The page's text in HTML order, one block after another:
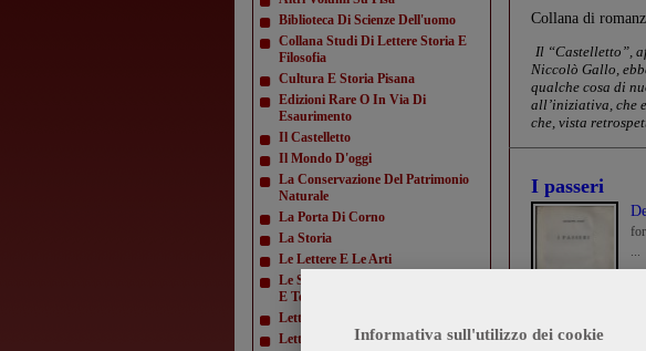
Informativa sull'utilizzo dei cookie
Biblioteca Di Scienze Dell'uomo
Collana Studi Di Lettere Storia E
Filosofia
Cultura E Storia Pisana
Edizioni Rare O In Via Di
Esaurimento
Il Castelletto
Il Mondo D'oggi
La Conservazione Del Patrimonio
Naturale
La Porta Di Corno
La Storia
Le Lettere E Le Arti
Le Scienze E La Diffusione Scientifica
E Tecn
Letteratura Americana
Letture Varie
Collana di
Il “Castelletto”,
Niccolò Gallo,
qualche cosa di
all’iniziativa, che
che, vista
I passeri
...